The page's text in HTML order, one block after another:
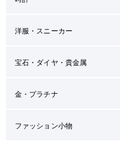
洋服・スニーカー
宝石・ダイヤ・貴金属
金・プラチナ
ファッション小物